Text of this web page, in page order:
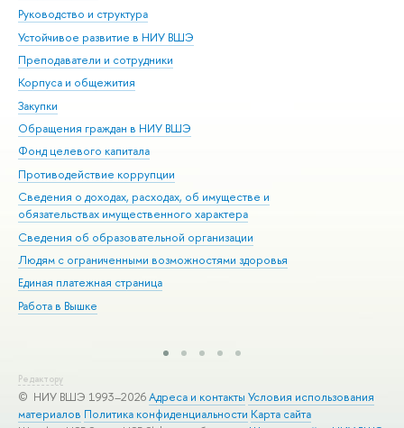
Руководство и структура
Устойчивое развитие в НИУ ВШЭ
Преподаватели и сотрудники
Корпуса и общежития
Закупки
Обращения граждан в НИУ ВШЭ
Фонд целевого капитала
Противодействие коррупции
Сведения о доходах, расходах, об имуществе и
обязательствах имущественного характера
Сведения об образовательной организации
Людям с ограниченными возможностями здоровья
Единая платежная страница
Работа в Вышке
Редактору
© НИУ ВШЭ 1993–2026Адреса и контакты Условия использования
материалов Политика конфиденциальности Карта сайта